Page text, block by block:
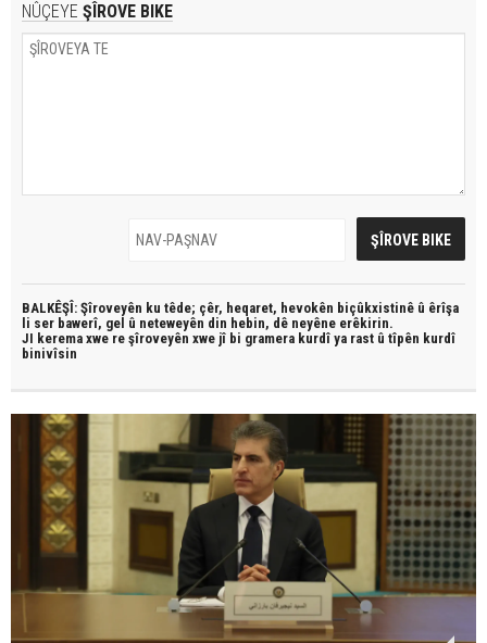
NÛÇEYE ŞÎROVE BIKE
BALKÊŞÎ: Şîroveyên ku têde; çêr, heqaret, hevokên biçûkxistinê û êrîşa
li ser bawerî, gel û neteweyên din hebin, dê neyêne erêkirin.
JI kerema xwe re şîroveyên xwe jî bi gramera kurdî ya rast û tîpên kurdî
binivîsin